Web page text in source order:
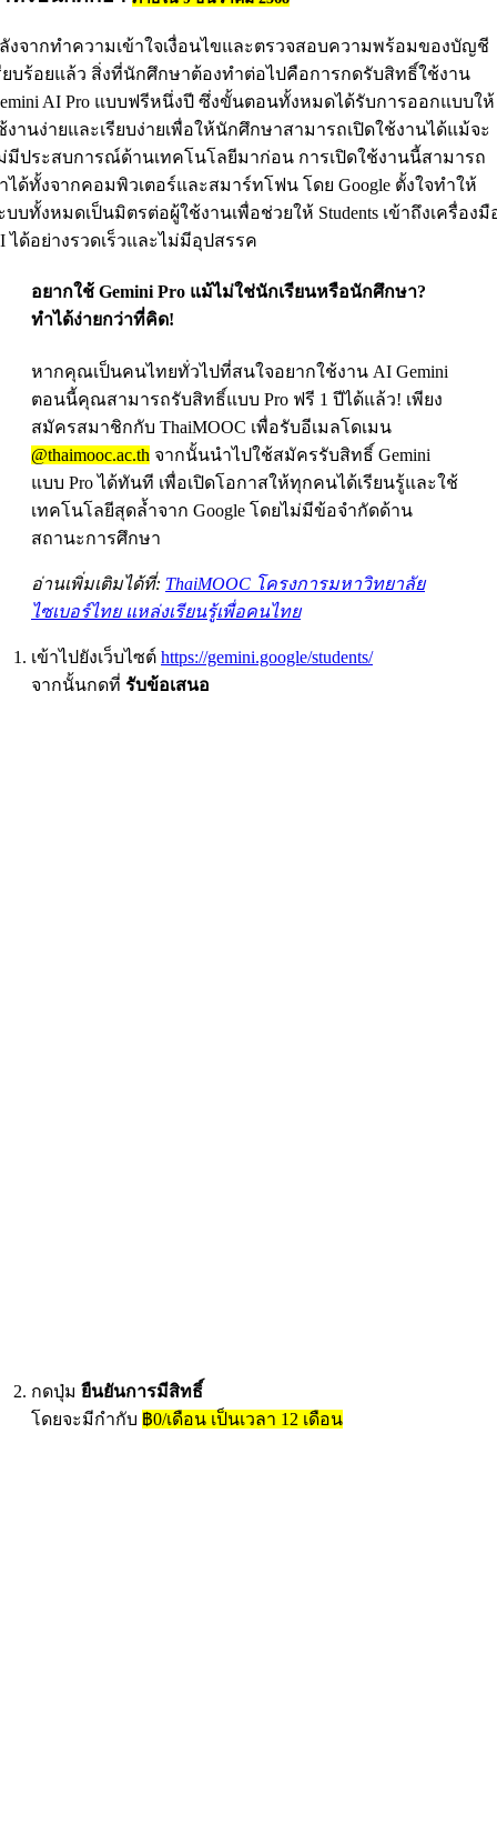
งจากทำความเข้าใจเงื่อนไขและตรวจสอบความพร้อมของบัญชี
ยบร้อยแล้ว สิ่งที่นักศึกษาต้องทำต่อไปคือการกดรับสิทธิ์ใช้งาน
AI Pro แบบฟรีหนึ่งปี ซึ่งขั้นตอนทั้งหมดได้รับการออกแบบให้
งานง่ายและเรียบง่ายเพื่อให้นักศึกษาสามารถเปิดใช้งานได้แม้จะ
มีประสบการณ์ด้านเทคโนโลยีมาก่อน การเปิดใช้งานนี้สามารถ
ได้ทั้งจากคอมพิวเตอร์และสมาร์ทโฟน โดย Google ตั้งใจทำให้
บบทั้งหมดเป็นมิตรต่อผู้ใช้งานเพื่อช่วยให้ Students เข้าถึงเครื่องมื
ได้อย่างรวดเร็วและไม่มีอุปสรรค
อยากใช้ Gemini Pro แม้ไม่ใช่นักเรียนหรือนักศึกษา?
ทำได้ง่ายกว่าที่คิด!
หากคุณเป็นคนไทยทั่วไปที่สนใจอยากใช้งาน AI Gemini
ตอนนี้คุณสามารถรับสิทธิ์แบบ Pro ฟรี 1 ปีได้แล้ว! เพียง
สมัครสมาชิกกับ ThaiMOOC เพื่อรับอีเมลโดเมน
@thaimooc.ac.th จากนั้นนำไปใช้สมัครรับสิทธิ์ Gemini
แบบ Pro ได้ทันที เพื่อเปิดโอกาสให้ทุกคนได้เรียนรู้และใช้
เทคโนโลยีสุดล้ำจาก Google โดยไม่มีข้อจำกัดด้าน
สถานะการศึกษา
อ่านเพิ่มเติมได้ที่: ThaiMOOC โครงการมหาวิทยาลัย
ไซเบอร์ไทย แหล่งเรียนรู้เพื่อคนไทย
เข้าไปยังเว็บไซต์ https://gemini.google/students/
จากนั้นกดที่ รับข้อเสนอ
กดปุ่ม ยืนยันการมีสิทธิ์
โดยจะมีกำกับ ฿0/เดือน เป็นเวลา 12 เดือน